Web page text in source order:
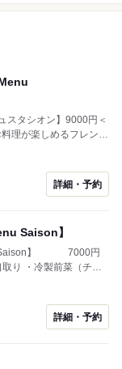
スタシオン】9000円＜
でご用意致します。
詳細・予約
Saison】
皿のフ
詳細・予約